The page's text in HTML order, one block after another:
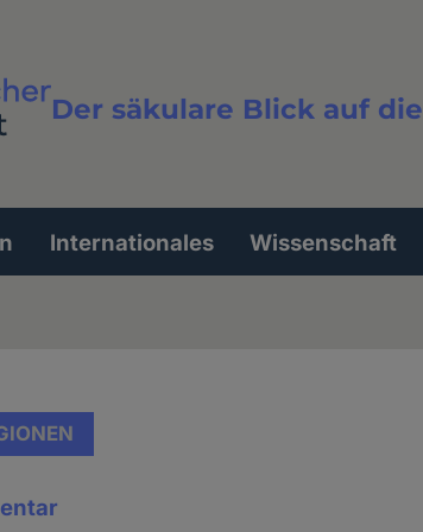
Der säkulare Blick auf
Volltextsuche
Internationales Wissenschaft